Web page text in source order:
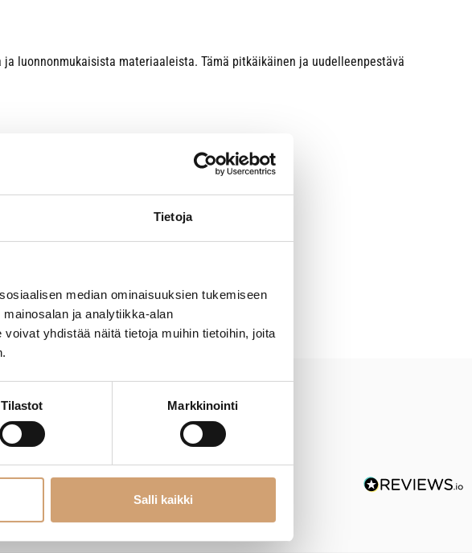
Tietoja
median ominaisuuksien tukemiseen
ja analytiikka-alan
yhdistää näitä tietoja muihin tietoihin, joita
Tilastot Markkinointi
Salli kaikki
luonnonmukaisista materiaaleista. Tämä pitkäikäinen ja uudelleenpestävä
-